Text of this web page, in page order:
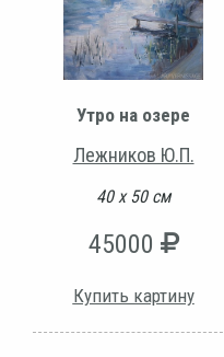
Утро на озере
Лежников Ю.П.
40 х 50 см
45000
Купить картину